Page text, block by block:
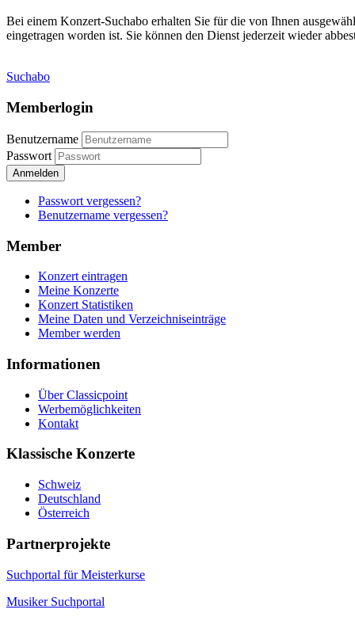
Bei einem Konzert-Suchabo erhalten Sie für die von Ihnen
eingetragen worden ist. Sie können den Dienst jederzeit wieder
Suchabo
Memberlogin
Benutzername
Passwort
Anmelden
Passwort vergessen?
Benutzername vergessen?
Member
Konzert eintragen
Meine Konzerte
Konzert Statistiken
Meine Daten und Verzeichniseinträge
Member werden
Informationen
Über Classicpoint
Werbemöglichkeiten
Kontakt
Klassische Konzerte
Schweiz
Deutschland
Österreich
Partnerprojekte
Suchportal für Meisterkurse
Musiker Suchportal